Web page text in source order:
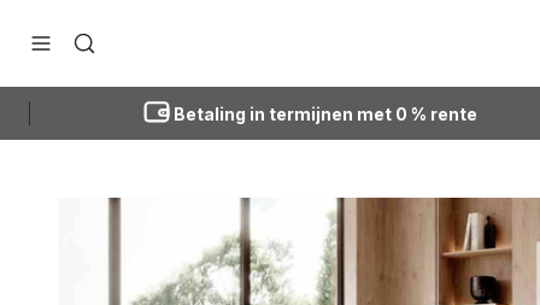
Navigatiemenu openen
Zoeken openen
Betaling in termijnen met 0 % rente